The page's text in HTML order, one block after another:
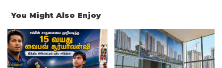
You Might Also Enjoy